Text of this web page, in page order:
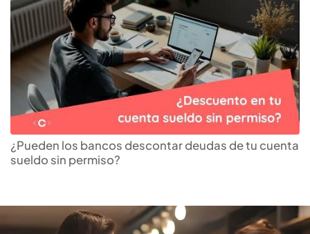
¿Pueden los bancos descontar deudas de tu cuenta
sueldo sin permiso?
Encuentra tutarjeta de
créditoideal